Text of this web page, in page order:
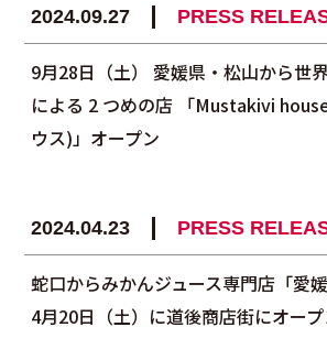
2024.09.27 PRESS
9月28日（土） 愛媛県・松山から世
による 2 つめの店 「Mustakivi
ウス)」オープン
2024.04.23 PRESS
蛇口からみかんジュース専門店「愛
4月20日（土）に道後商店街にオープ